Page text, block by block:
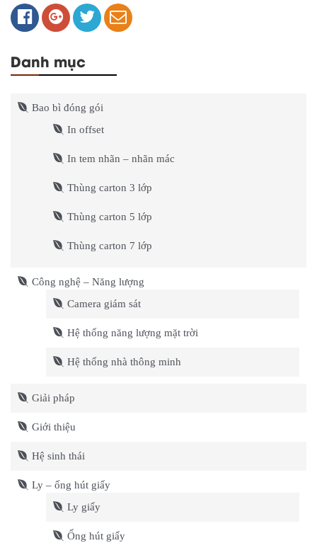
Danh mục
Bao bì đóng gói
In offset
In tem nhãn – nhãn mác
Thùng carton 3 lớp
Thùng carton 5 lớp
Thùng carton 7 lớp
Công nghệ – Năng lượng
Camera giám sát
Hệ thống năng lượng mặt trời
Hệ thống nhà thông minh
Giải pháp
Giới thiệu
Hệ sinh thái
Ly – ống hút giấy
Ly giấy
Ống hút giấy